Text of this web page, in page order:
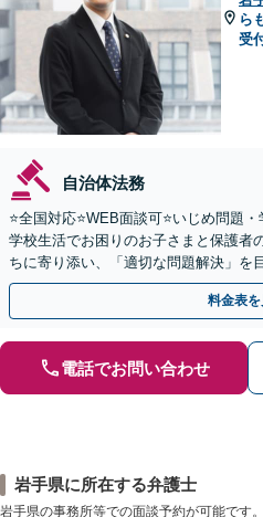
ら
受
自治体法務
⭐️全国対応⭐️WEB面談可⭐️いじめ問題
学校生活でお困りのお子さまと保護者
ちに寄り添い、「適切な問題解決」を
料】
料金表を
電話でお問い合わせ
岩手県に所在する弁護士
岩手県の事務所等での面談予約が可能です。